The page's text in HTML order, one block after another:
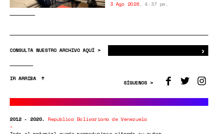
3 Ago 2026, 4:37 pm.
CONSULTA NUESTRO ARCHIVO AQUÍ > ›
IR ARRIBA
SÍGUENOS >
2012 - 2020. República Bolivariana de Venezuela